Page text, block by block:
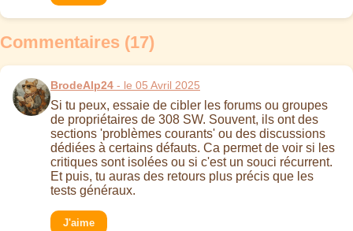
Commentaires (17)
BrodeAlp24 - le 05 Avril 2025
Si tu peux, essaie de cibler les forums ou groupes
de propriétaires de 308 SW. Souvent, ils ont des
sections 'problèmes courants' ou des discussions
dédiées à certains défauts. Ca permet de voir si les
critiques sont isolées ou si c'est un souci récurrent.
Et puis, tu auras des retours plus précis que les
tests généraux.
J'aime